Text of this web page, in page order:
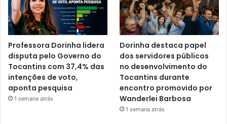
Professora Dorinha lidera
disputa pelo Governo do
Tocantins com 37,4% das
intenções de voto,
aponta pesquisa
1 semana atrás
Dorinha destaca papel
dos servidores públicos
no desenvolvimento do
Tocantins durante
encontro promovido por
Wanderlei Barbosa
1 semana atrás